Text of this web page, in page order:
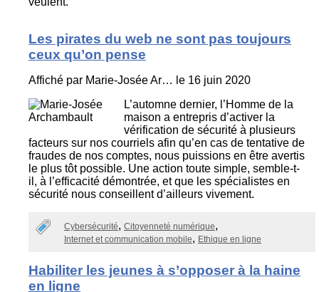
Les pirates du web ne sont pas toujours
ceux qu’on pense
Affiché par Marie-Josée Ar… le 16 juin 2020
L’automne dernier, l’Homme de la
maison a entrepris d’activer la
vérification de sécurité à plusieurs
facteurs sur nos courriels afin qu’en cas de tentative de
fraudes de nos comptes, nous puissions en être avertis
le plus tôt possible. Une action toute simple, semble-t-
il, à l’efficacité démontrée, et que les spécialistes en
sécurité nous conseillent d’ailleurs vivement.
Cybersécurité
Citoyenneté numérique
Internet et communication mobile
Ethique en ligne
Habiliter les jeunes à s’opposer à la haine
en ligne